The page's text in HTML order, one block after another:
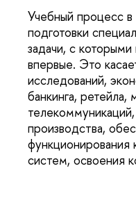
Учебный процесс
подготовки
задачи, с которыми
впервые. Это
исследований,
банкинга, ретейла,
производства,
функционирования
систем, освоения